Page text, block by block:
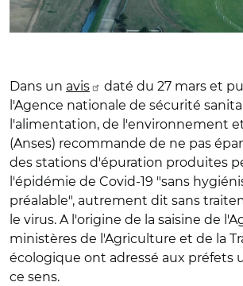
Dans un avis
daté du 27 mars et
l'Agence nationale de sécurité
l'alimentation, de l'environnement
(Anses) recommande de ne pas
des stations d'épuration produites
l'épidémie de Covid-19 "sans
préalable", autrement dit sans
le virus. A l'origine de la saisine de
ministères de l'Agriculture et de la
écologique ont adressé aux préfets
ce sens.